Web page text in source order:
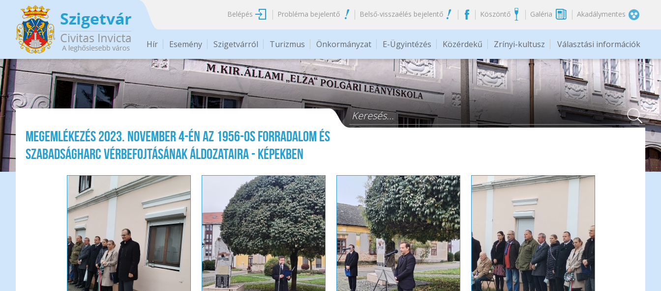
Ugrás a tartalomra
Belépés Probléma bejelentő Belső-visszaélés bejelentő Köszöntő Galéria Akadálymentes
Hír Esemény Szigetvárról Turizmus Önkormányzat E-Ügyintézés Közérdekű Zrínyi-kultusz Választási információk
Keresés űrlap
Megemlékezés 2023. november 4-én az 1956-os forradalom és
szabadságharc vérbefojtásának áldozataira - képekben